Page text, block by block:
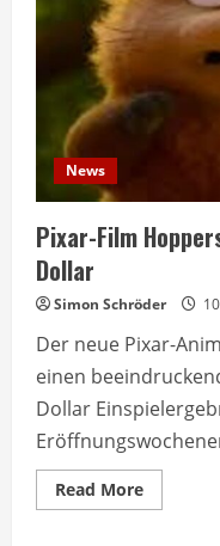
News
Pixar-Film
Dollar
Simon Schröder
Der neue Pixar-
einen
Dollar
Read MoreRead
more